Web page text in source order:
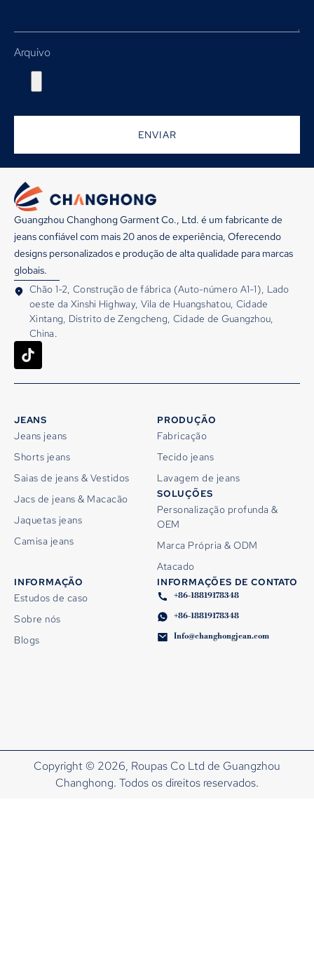
Arquivo
ENVIAR
Guangzhou Changhong Garment Co., Ltd. é um fabricante de
jeans confiável com mais 20 anos de experiência, Oferecendo
designs personalizados e produção de alta qualidade para marcas
globais.
Chão 1-2, Construção de fábrica (Auto-número A1-1), Lado
oeste da Xinshi Highway, Vila de Huangshatou, Cidade
Xintang, Distrito de Zengcheng, Cidade de Guangzhou,
China.
JEANS
Jeans jeans
Shorts jeans
Saias de jeans & Vestidos
Jacs de jeans & Macacão
Jaquetas jeans
Camisa jeans
PRODUÇÃO
Fabricação
Tecido jeans
Lavagem de jeans
SOLUÇÕES
Personalização profunda &
OEM
Marca Própria & ODM
Atacado
INFORMAÇÃO
Estudos de caso
Sobre nós
Blogs
INFORMAÇÕES DE CONTATO
+86-18819178348
+86-18819178348
Info@changhongjean.com
Copyright © 2026, Roupas Co Ltd de Guangzhou
Changhong. Todos os direitos reservados.